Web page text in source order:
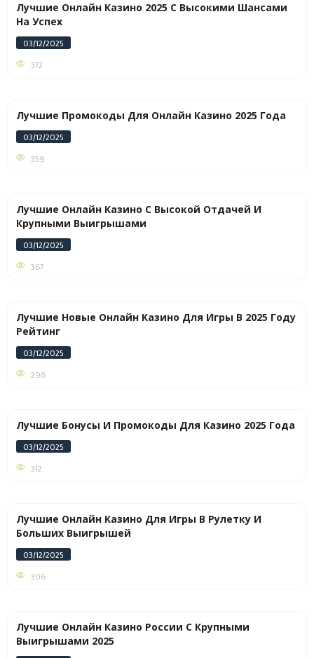
Лучшие Онлайн Казино 2025 С Высокими Шансами
На Успех
03/12/2025
372
Лучшие Промокоды Для Онлайн Казино 2025 Года
03/12/2025
359
Лучшие Онлайн Казино С Высокой Отдачей И
Крупными Выигрышами
03/12/2025
367
Лучшие Новые Онлайн Казино Для Игры В 2025 Году
Рейтинг
03/12/2025
296
Лучшие Бонусы И Промокоды Для Казино 2025 Года
03/12/2025
312
Лучшие Онлайн Казино Для Игры В Рулетку И
Больших Выигрышей
03/12/2025
306
Лучшие Онлайн Казино России С Крупными
Выигрышами 2025